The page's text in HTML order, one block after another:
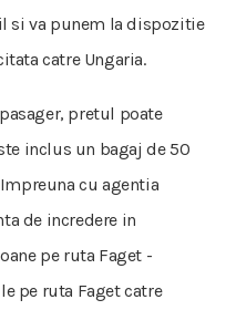
si va punem la dispozitie
catre Ungaria.
pretul poate
inclus un bagaj de 50
cu agentia
de incredere in
pe ruta Faget -
pe ruta Faget catre